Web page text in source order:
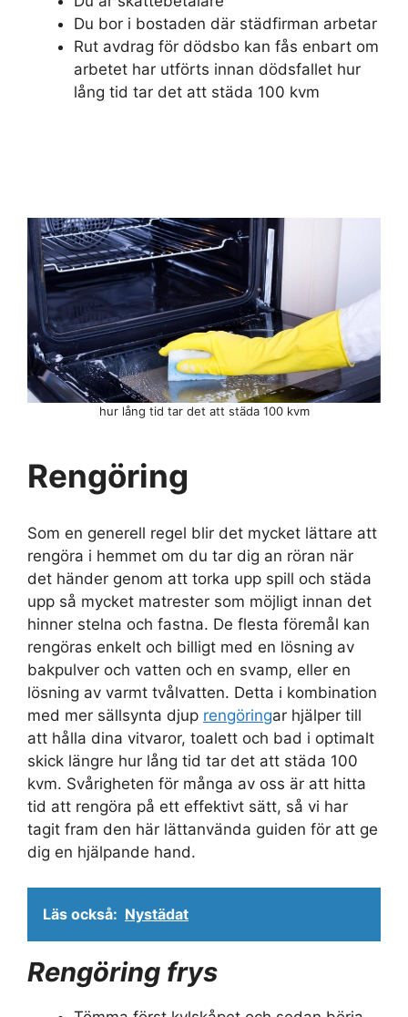
Du bor i bostaden där städfirman arbetar
Rut avdrag för dödsbo kan fås enbart om
arbetet har utförts innan dödsfallet hur
lång tid tar det att städa 100 kvm
hur lång tid tar det att städa 100 kvm
Rengöring
Som en generell regel blir det mycket lättare att
rengöra i hemmet om du tar dig an röran när
det händer genom att torka upp spill och städa
upp så mycket matrester som möjligt innan det
hinner stelna och fastna. De flesta föremål kan
rengöras enkelt och billigt med en lösning av
bakpulver och vatten och en svamp, eller en
lösning av varmt tvålvatten. Detta i kombination
med mer sällsynta djup rengöringar hjälper till
att hålla dina vitvaror, toalett och bad i optimalt
skick längre hur lång tid tar det att städa 100
kvm. Svårigheten för många av oss är att hitta
tid att rengöra på ett effektivt sätt, så vi har
tagit fram den här lättanvända guiden för att ge
dig en hjälpande hand.
Läs också: Nystädat
Rengöring frys